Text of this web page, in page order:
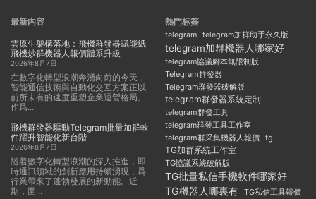
最新内容
雲原生架構落地：飛機群發器賦能紙
飛機炒群機器人報價體系升級
2026年8月7日
在數字化轉型浪潮奔湧向前的今天，
智能通信技術與自動化交互方案正以
前所未有的速度重塑企業運營格局。
作爲...
飛機群發器驅動Telegram批量加群軟
件躍升智能化新台階
2026年8月7日
随着數字化轉型浪潮的深入推進，即
時通訊領域的創新應用持續湧現，爲
行業帶來了蓬勃發展的新動能。近
期，圍...
熱門标簽
telegram telegram加群助手永久版
telegram加群機器人哪家好
telegram協議腳本無限制版
Telegram群發器
Telegram群發器破解版
telegram群發器系統定制
telegram群發工具
telegram群發工具工作室
telegram群采集機器人報價 tg
TG加群系統工作室
TG協議系統破解版
TG批量私信手機軟件哪家好
TG機器人哪裏有
TG私信工具報價